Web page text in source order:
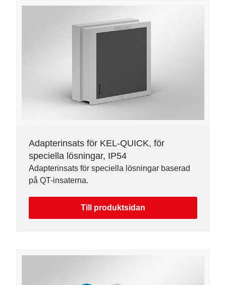
Adapterinsats för KEL-QUICK, för
speciella lösningar, IP54
Adapterinsats för speciella lösningar baserad
på QT-insaterna.
Till produktsidan